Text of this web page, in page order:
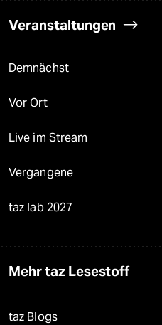
Veranstaltungen
Demnächst
Vor Ort
Live im Stream
Vergangene
taz lab 2027
Mehr taz Lesestoff
taz Blogs